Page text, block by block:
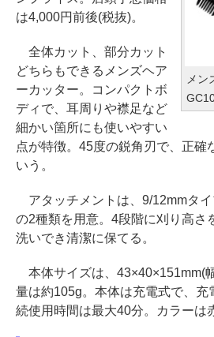
メン
は4,000円前後(税抜)。
全体カット、部分カット
どちらもできるメンズヘア
ーカッター。コンパクトボ
ディで、耳周りや襟足など
細かい箇所にも使いやすい
点が特徴。45度の鋭角刃で、正確
いう。
アタッチメントは、9/12mmタ
の2種類を用意。4段階に刈り高さ
洗いでき清潔に保てる。
本体サイズは、43×40×151mm(
量は約105g。本体は充電式で、充
続使用時間は最大40分。カラーは